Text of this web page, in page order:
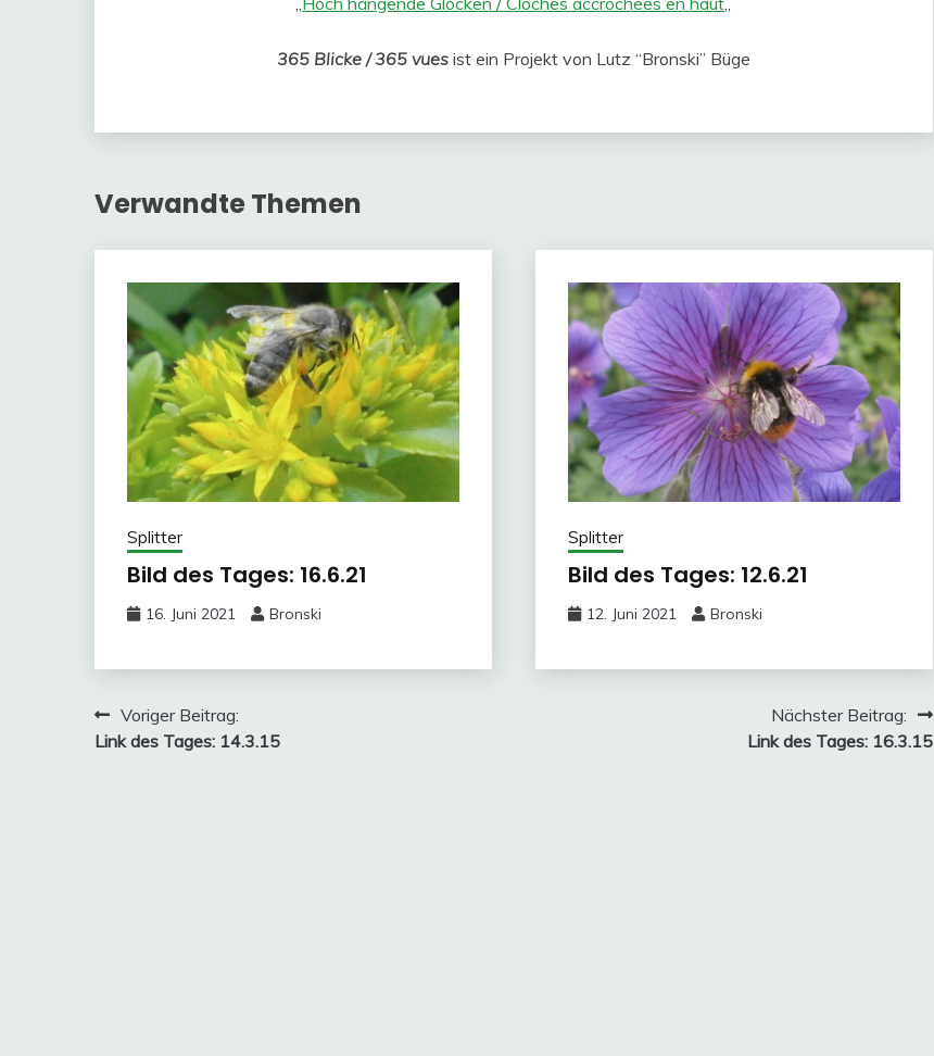
365 Blicke / 365 vuesist ein Projekt von Lutz “Bronski” Büge
Verwandte Themen
Splitter
Bild des Tages: 16.6.21
16. Juni 2021 Bronski
Splitter
Bild des Tages: 12.6.21
12. Juni 2021 Bronski
Beitragsnavigation
Voriger Beitrag:
Link des Tages: 14.3.15
Nächster Beitrag:
Link des Tages: 16.3.15